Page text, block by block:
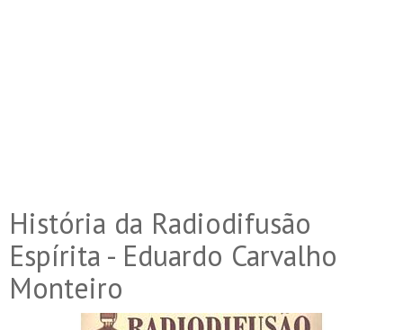
História da Radiodifusão
Espírita - Eduardo Carvalho
Monteiro